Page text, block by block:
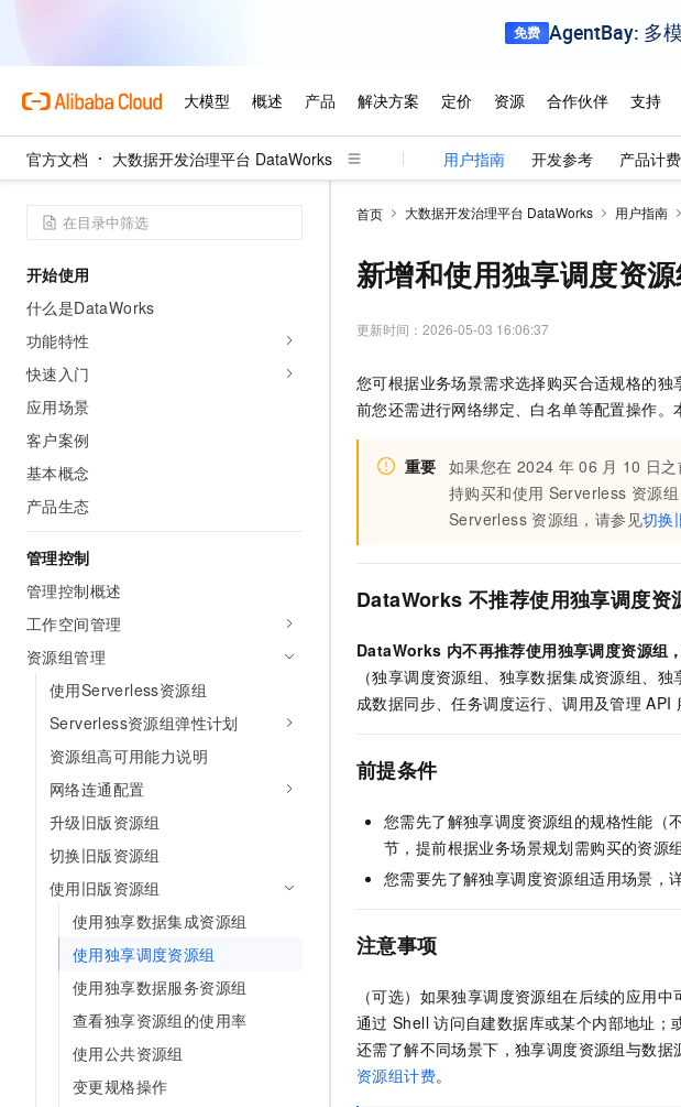
官方文档 大数据开发治理平台 DataWorks 用户指南 开发参考 产品计费
开始使用
什么是DataWorks
功能特性
快速入门
应用场景
客户案例
基本概念
产品生态
管理控制
管理控制概述
工作空间管理
资源组管理
使用Serverless资源组
Serverless资源组弹性计划
资源组高可用能力说明
网络连通配置
升级旧版资源组
切换旧版资源组
使用旧版资源组
使用独享数据集成资源组
使用独享调度资源组
使用独享数据服务资源组
查看独享资源组的使用率
使用公共资源组
变更规格操作
首页 大数据开发治理平台 DataWorks 用户指南
新增和使用独享调度资
更新时间： 2026-05-03 16:06:37
您可根据业务场景需求选择购买合适规格的
前您还需进行网络绑定、白名单等配置操作。
重要 如果您在 2024 年 06 月 10 日
持购买和使用 Serverless 资源
Serverless 资源组，请参见切换
DataWorks 不推荐使用独享调度资
DataWorks 内不再推荐使用独享调度资源组
（独享调度资源组、独享数据集成资源组、
成数据同步、任务调度运行、调用及管理 API
前提条件
您需先了解独享调度资源组的规格性能（
节，提前根据业务场景规划需购买的资源
您需要先了解独享调度资源组适用场景，
注意事项
（可选） 如果独享调度资源组在后续的应用
通过 Shell 访问自建数据库或某个内部地址；
还需了解不同场景下，独享调度资源组与数
资源组计费。